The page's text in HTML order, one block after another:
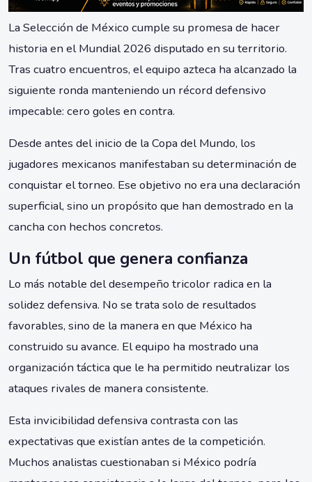
La Selección de México cumple su promesa de hacer
historia en el Mundial 2026 disputado en su territorio.
Tras cuatro encuentros, el equipo azteca ha alcanzado la
siguiente ronda manteniendo un récord defensivo
impecable: cero goles en contra.
Desde antes del inicio de la Copa del Mundo, los
jugadores mexicanos manifestaban su determinación de
conquistar el torneo. Ese objetivo no era una declaración
superficial, sino un propósito que han demostrado en la
cancha con hechos concretos.
Un fútbol que genera confianza
Lo más notable del desempeño tricolor radica en la
solidez defensiva. No se trata solo de resultados
favorables, sino de la manera en que México ha
construido su avance. El equipo ha mostrado una
organización táctica que le ha permitido neutralizar los
ataques rivales de manera consistente.
Esta invicibilidad defensiva contrasta con las
expectativas que existían antes de la competición.
Muchos analistas cuestionaban si México podría